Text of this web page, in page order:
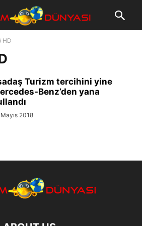
HD
Turizm tercihini yine
Benz’den yana
2018